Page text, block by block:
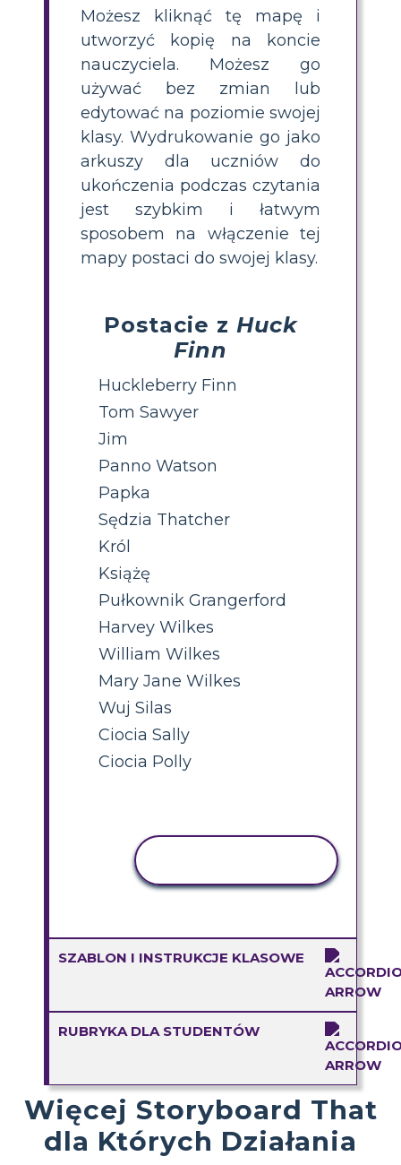
Możesz kliknąć tę mapę i
utworzyć kopię na koncie
nauczyciela. Możesz go
używać bez zmian lub
edytować na poziomie swojej
klasy. Wydrukowanie go jako
arkuszy dla uczniów do
ukończenia podczas czytania
jest szybkim i łatwym
sposobem na włączenie tej
mapy postaci do swojej klasy.
Postacie z Huck
Finn
Huckleberry Finn
Tom Sawyer
Jim
Panno Watson
Papka
Sędzia Thatcher
Król
Książę
Pułkownik Grangerford
Harvey Wilkes
William Wilkes
Mary Jane Wilkes
Wuj Silas
Ciocia Sally
Ciocia Polly
SZABLON I INSTRUKCJE KLASOWE
RUBRYKA DLA STUDENTÓW
Więcej Storyboard That
dla Których Działania